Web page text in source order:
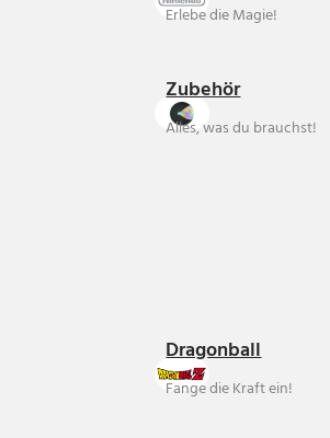
Erlebe die Magie!
Zubehör
Alles, was du brauchst!
Dragonball
Fange die Kraft ein!